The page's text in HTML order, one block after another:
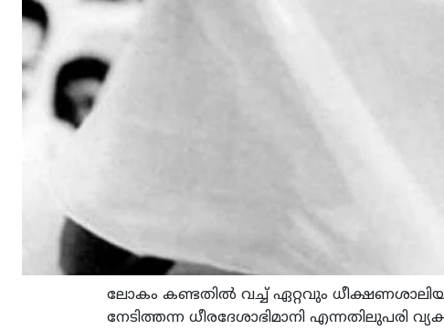
ലോകം കണ്ടതില്‍ വച്ച് ഏറ്റവും
നേടിത്തന്ന ധീരദേശാഭിമാനി